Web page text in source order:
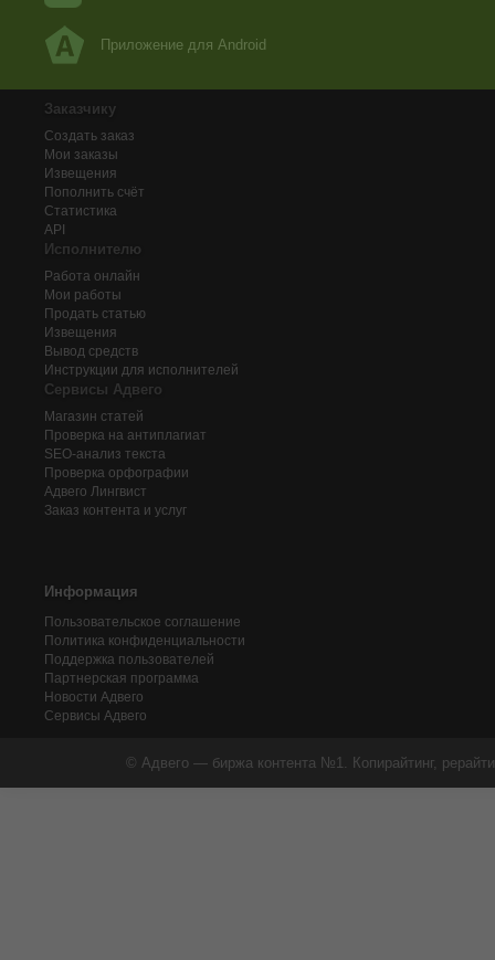
Приложение для Android
Заказчику
Создать заказ
Мои заказы
Извещения
Пополнить счёт
Статистика
API
Исполнителю
Работа онлайн
Мои работы
Продать статью
Извещения
Вывод средств
Инструкции для исполнителей
Сервисы Адвего
Магазин статей
Проверка на антиплагиат
SEO-анализ текста
Проверка орфографии
Адвего Лингвист
Заказ контента и услуг
Информация
Пользовательское соглашение
Политика конфиденциальности
Поддержка пользователей
Партнерская программа
Новости Адвего
Сервисы Адвего
© Адвего — биржа контента №1. Копирайтинг,